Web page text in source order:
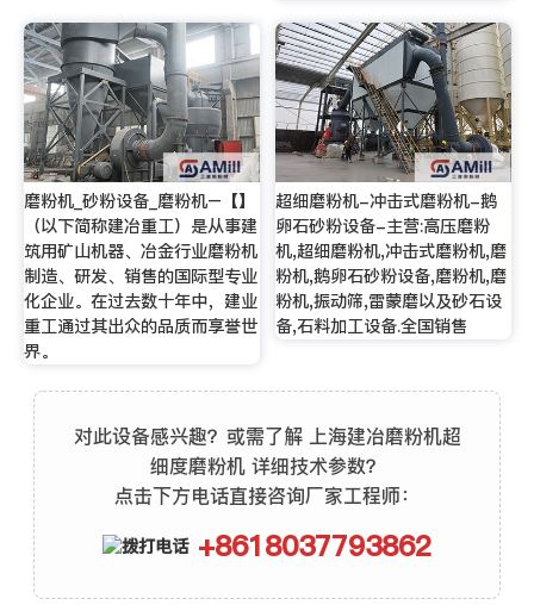
磨粉机_砂粉设备_磨粉机–【】
（以下简称建冶重工）是从事建
筑用矿山机器、冶金行业磨粉机
制造、研发、销售的国际型专业
化企业。在过去数十年中，建业
重工通过其出众的品质而享誉世
界。
超细磨粉机-冲击式磨粉机-鹅
卵石砂粉设备-主营:高压磨粉
机,超细磨粉机,冲击式磨粉机,磨
粉机,鹅卵石砂粉设备,磨粉机,磨
粉机,振动筛,雷蒙磨以及砂石设
备,石料加工设备.全国销售
对此设备感兴趣？或需了解 上海建冶磨粉机超
细度磨粉机 详细技术参数？
点击下方电话直接咨询厂家工程师：
+8618037793862